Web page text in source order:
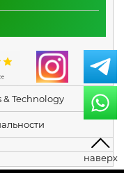
& Technology